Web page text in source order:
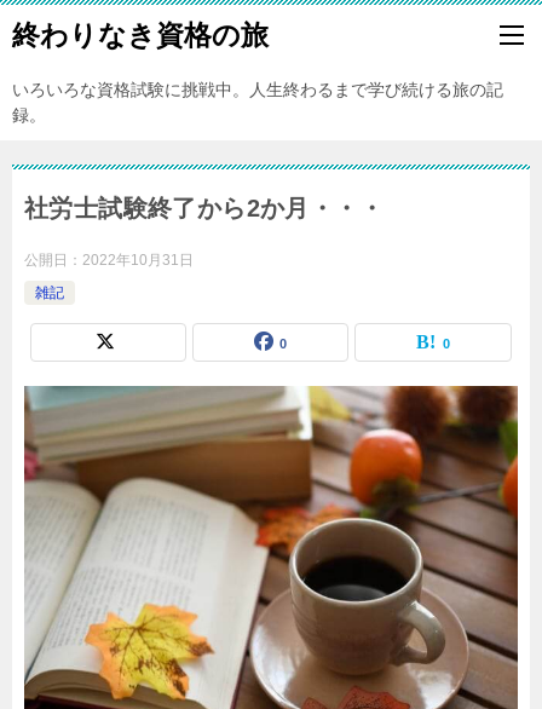
終わりなき資格の旅
いろいろな資格試験に挑戦中。人生終わるまで学び続ける旅の記
録。
社労士試験終了から2か月・・・
公開日： 2022年10月31日
雑記
0 0